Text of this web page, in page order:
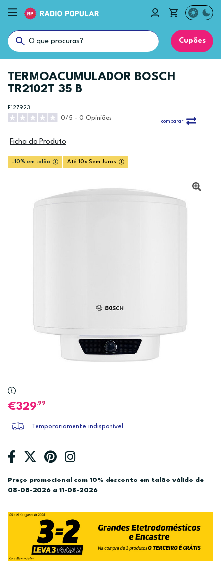
Cupões
TERMOACUMULADOR BOSCH
TR2102T 35 B
F127923
0/5 - 0 Opiniões
comparar
Ficha do Produto
-10% em talão Até 10x Sem Juros
329,99
Temporariamente indisponível
Preço promocional com 10% desconto em talão válido de
08-08-2026 a 11-08-2026